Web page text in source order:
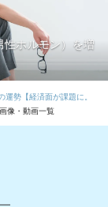
性ホルモン）を増
勢【経済面が課題に。
画像・動画一覧